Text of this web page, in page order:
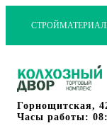
Горнощитская,
Часы работы: